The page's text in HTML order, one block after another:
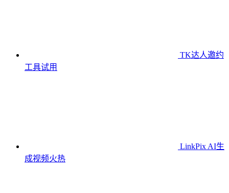
TK达人邀约
工具试用
LinkPix AI生
成视频火热